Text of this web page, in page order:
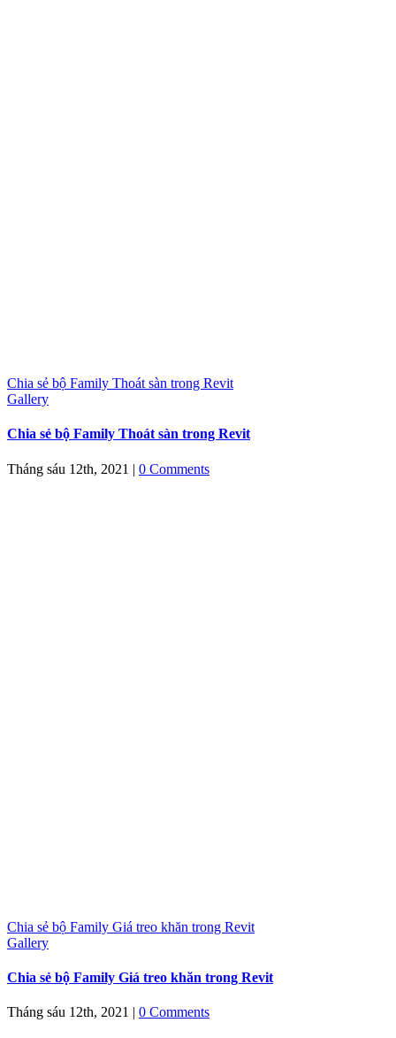
Chia sẻ bộ Family Thoát sàn trong Revit
Gallery
Chia sẻ bộ Family Thoát sàn trong Revit
Tháng sáu 12th, 2021 | 0 Comments
Chia sẻ bộ Family Giá treo khăn trong Revit
Gallery
Chia sẻ bộ Family Giá treo khăn trong Revit
Tháng sáu 12th, 2021 | 0 Comments